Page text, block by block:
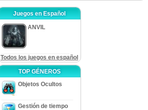
Juegos en Español
ANVIL
Todos los juegos en español
TOP GÉNEROS
Objetos Ocultos
Gestión de tiempo